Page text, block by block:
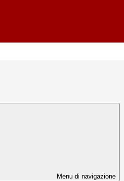
Menu di navigazione